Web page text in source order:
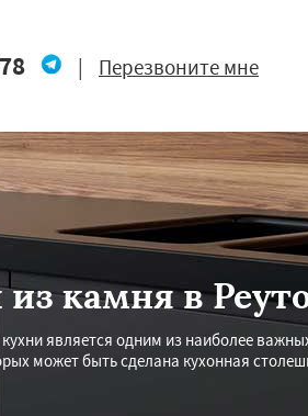
| Перезвоните мне
камня в
является одним из наиболее
может быть сделана кухонная